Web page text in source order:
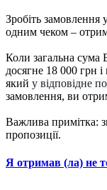
Зробіть замовлення
одним чеком –
Коли загальна сума
досягне 18 000 грн
який у відповідне
замовлення, ви
Важлива примітка:
пропозиції.
Я отримав (ла) не